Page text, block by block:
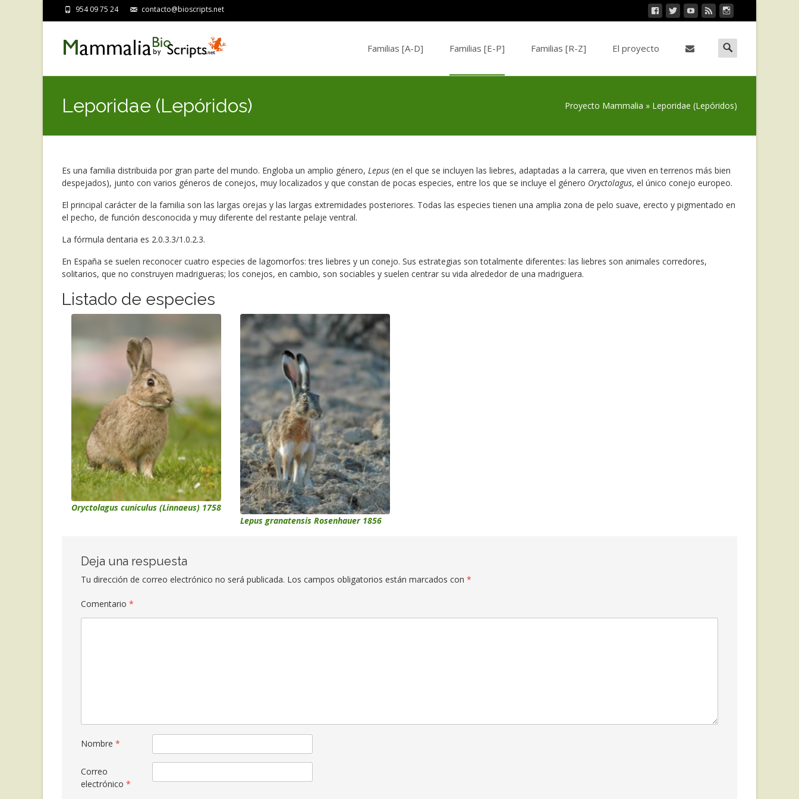
954 09 75 24 contacto@bioscripts.net
contenido
Familias [A-D] Familias [E-P] Familias [R-Z] El proyecto Buscar:
Leporidae (Lepóridos) Proyecto Mammalia » Leporidae (Lepóridos)
Es una familia distribuida por gran parte del mundo. Engloba un amplio género, Lepus (en el que se incluyen las liebres, adaptadas a la carrera, que viven en terrenos más bien
despejados), junto con varios géneros de conejos, muy localizados y que constan de pocas especies, entre los que se incluye el género Oryctolagus, el único conejo europeo.
El principal carácter de la familia son las largas orejas y las largas extremidades posteriores. Todas las especies tienen una amplia zona de pelo suave, erecto y pigmentado en
el pecho, de función desconocida y muy diferente del restante pelaje ventral.
La fórmula dentaria es 2.0.3.3/1.0.2.3.
En España se suelen reconocer cuatro especies de lagomorfos: tres liebres y un conejo. Sus estrategias son totalmente diferentes: las liebres son animales corredores,
solitarios, que no construyen madrigueras; los conejos, en cambio, son sociables y suelen centrar su vida alrededor de una madriguera.
Listado de especies
Oryctolagus cuniculus (Linnaeus) 1758
Lepus granatensis Rosenhauer 1856
Deja una respuesta
Tu dirección de correo electrónico no será publicada. Los campos obligatorios están marcados con *
Comentario *
Nombre *
Correo
electrónico *